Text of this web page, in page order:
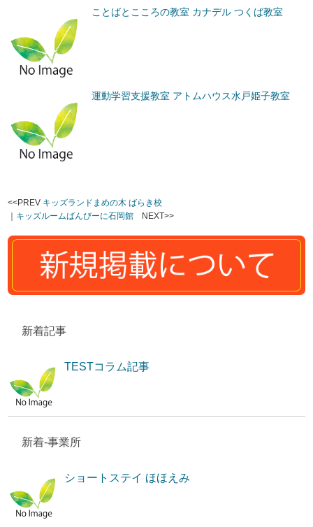
ことばとこころの教室 カナデル つくば教室
運動学習支援教室 アトムハウス水戸姫子教室
<<PREV キッズランドまめの木 ばらき校
｜ キッズルームばんびーに石岡館 NEXT>>
新着記事
TESTコラム記事
新着-事業所
ショートステイ ほほえみ